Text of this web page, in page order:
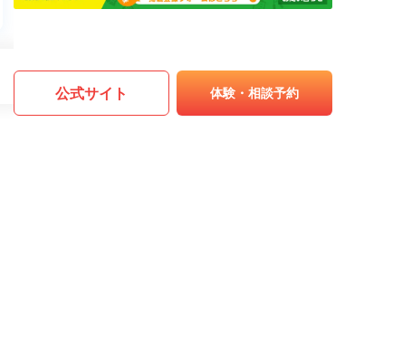
公式サイト 体験・相談予約